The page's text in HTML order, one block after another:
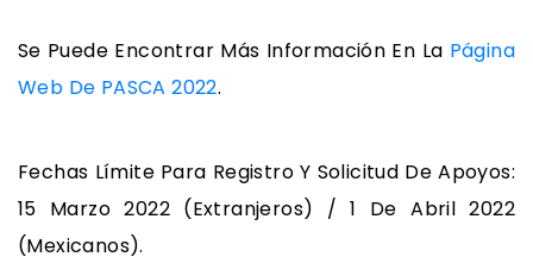
Se Puede Encontrar Más Información En La Página
Web De PASCA 2022.
Fechas Límite Para Registro Y Solicitud De Apoyos:
15 Marzo 2022 (Extranjeros) / 1 De Abril 2022
(Mexicanos).